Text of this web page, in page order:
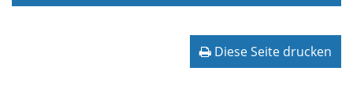
Diese Seite drucken